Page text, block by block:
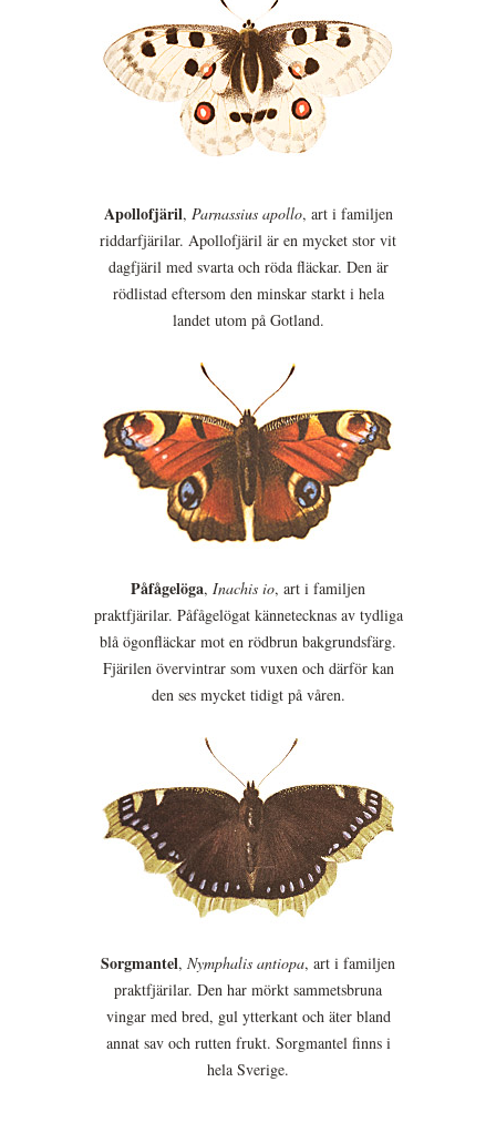
Apollofjäril, Parnassius apollo, art i familjen
riddarfjärilar. Apollofjäril är en mycket stor vit
dagfjäril med svarta och röda fläckar. Den är
rödlistad eftersom den minskar starkt i hela
landet utom på Gotland.
Påfågelöga, Inachis io, art i familjen
praktfjärilar. Påfågelögat kännetecknas av tydliga
blå ögonfläckar mot en rödbrun bakgrundsfärg.
Fjärilen övervintrar som vuxen och därför kan
den ses mycket tidigt på våren.
Sorgmantel, Nymphalis antiopa, art i familjen
praktfjärilar. Den har mörkt sammetsbruna
vingar med bred, gul ytterkant och äter bland
annat sav och rutten frukt. Sorgmantel finns i
hela Sverige.